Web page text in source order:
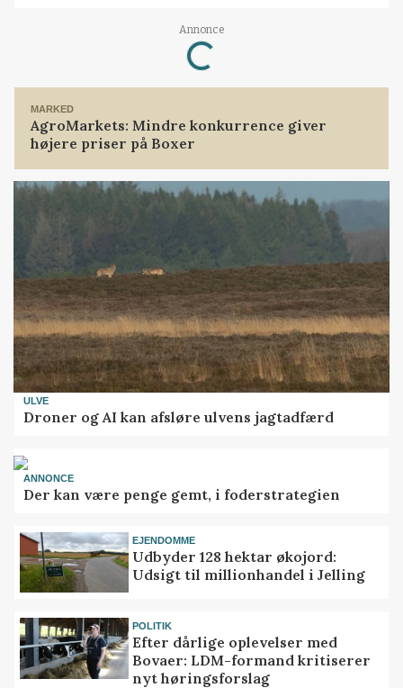
Annonce
Loading...
MARKED
AgroMarkets: Mindre konkurrence giver
højere priser på Boxer
ULVE
Droner og AI kan afsløre ulvens jagtadfærd
ANNONCE
Der kan være penge gemt, i foderstrategien
EJENDOMME
Udbyder 128 hektar økojord:
Udsigt til millionhandel i Jelling
POLITIK
Efter dårlige oplevelser med
Bovaer: LDM-formand kritiserer
nyt høringsforslag